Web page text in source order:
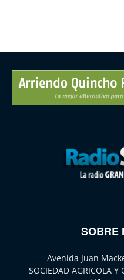
SOBRE
Avenida Juan
SOCIEDAD AGRICOLA Y